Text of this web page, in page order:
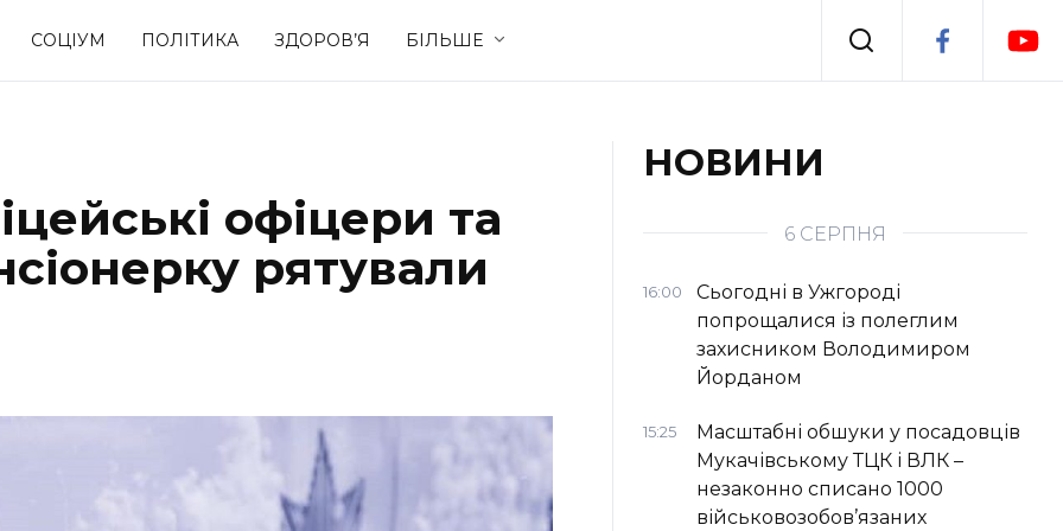
СОЦІУМ ПОЛІТИКА ЗДОРОВ’Я БІЛЬШЕ
Події
Спорт Стиль життя
офіцери та
рятували
НОВИНИ
6 СЕРПНЯ
16:00
Сьогодні в Ужгороді
попрощалися із полеглим
захисником Володимиром
Йорданом
15:25
Масштабні обшуки у посадовців
Мукачівському ТЦК і ВЛК –
незаконно списано 1000
військовозобов’язаних